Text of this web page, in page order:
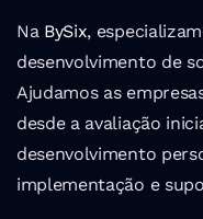
Na BySix,
desenvolvimento de
Ajudamos as
desde a avaliação
desenvolvimento
implementação e